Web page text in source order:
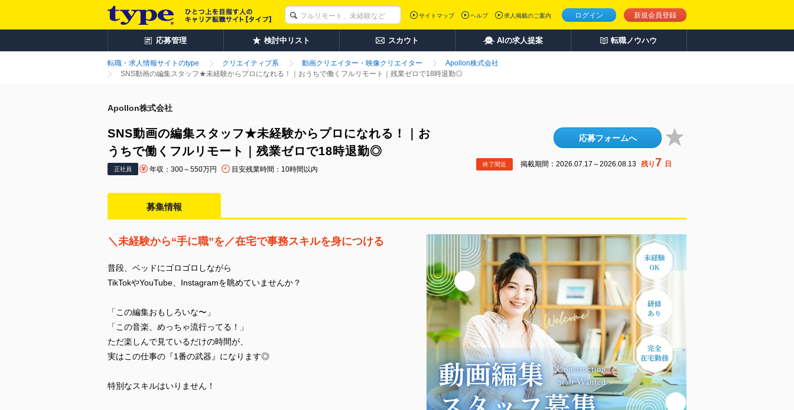
ログイン 新規会員登録
サイトマップ ヘルプ 求人掲載のご案内
応募管理 検討中リスト スカウト AIの求人提案 転職ノウハウ
転職・求人情報サイトのtype クリエイティブ系 動画クリエイター・映像クリエイター
Apollon株式会社
SNS動画の編集スタッフ★未経験からプロになれる！｜おうちで働くフルリモート｜残業ゼロで18時退勤◎
Apollon株式会社
SNS動画の編集スタッフ★未経験からプロになれる！｜お
うちで働くフルリモート｜残業ゼロで18時退勤◎
正社員 年収：300～550万円 目安残業時間：10時間以内
応募フォームへ
終了間近 掲載期間：2026.07.17～2026.08.13 残り7 日
募集情報
＼未経験から“手に職”を／在宅で事務スキルを身につける
普段、ベッドにゴロゴロしながら
TikTokやYouTube、Instagramを眺めていませんか？
「この編集おもしろいな〜」
「この音楽、めっちゃ流行ってる！」
ただ楽しんで見ているだけの時間が、
実はこの仕事の『1番の武器』になります◎
特別なスキルはいりません！